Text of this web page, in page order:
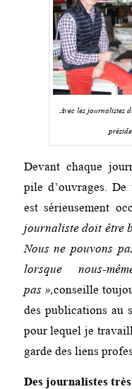
Avec les journalistes
Devant chaque
pile d’ouvrages.
est sérieusement
journaliste doit être
Nous ne pouvons
lorsque nous-
pas »,conseille
des publications au
pour lequel je
garde des liens
Des journalistes